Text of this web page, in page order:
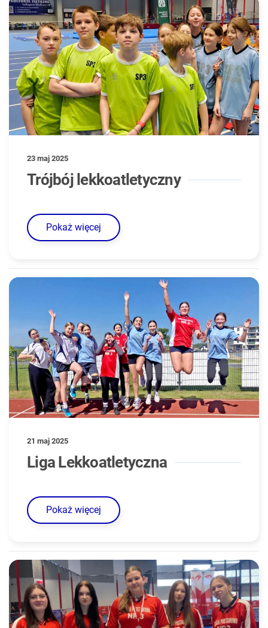
23 maj 2025
Trójbój lekkoatletyczny
Pokaż więcej
21 maj 2025
Liga Lekkoatletyczna
Pokaż więcej